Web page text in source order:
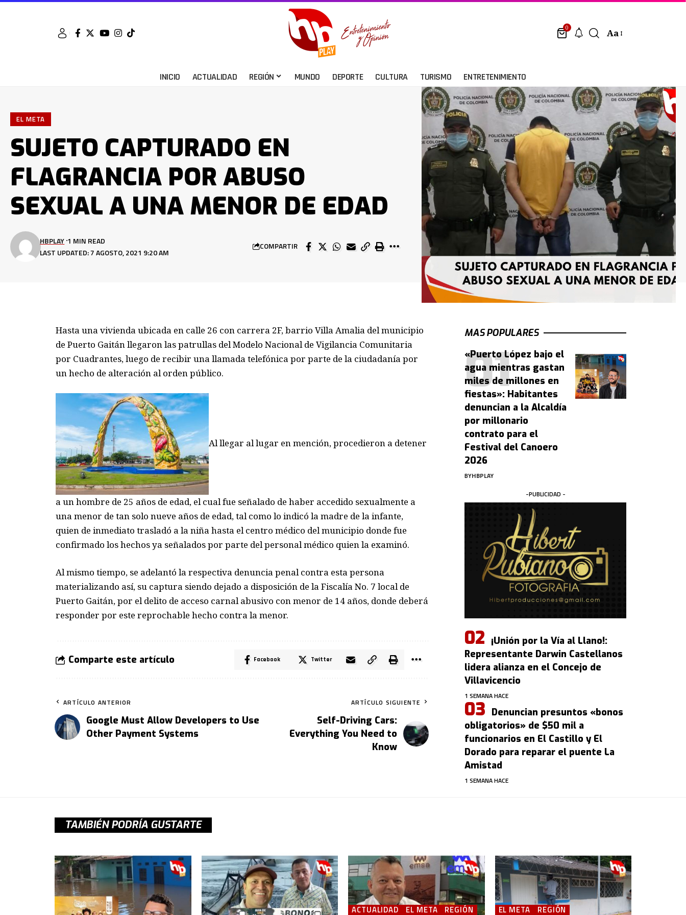
0 Aa
INICIO ACTUALIDAD REGIÓN MUNDO DEPORTE CULTURA TURISMO ENTRETENIMIENTO
EL META
SUJETO CAPTURADO EN
FLAGRANCIA POR ABUSO
SEXUAL A UNA MENOR DE EDAD
LAST UPDATED: 7 AGOSTO, 2021 9:20 AM
HBPLAY 1 MIN READ
COMPARTIR
Hasta una vivienda ubicada en calle 26 con carrera 2F, barrio Villa Amalia del municipio
de Puerto Gaitán llegaron las patrullas del Modelo Nacional de Vigilancia Comunitaria
por Cuadrantes, luego de recibir una llamada telefónica por parte de la ciudadanía por
un hecho de alteración al orden público.
Al llegar al lugar en mención, procedieron a detener
a un hombre de 25 años de edad, el cual fue señalado de haber accedido sexualmente a
una menor de tan solo nueve años de edad, tal como lo indicó la madre de la infante,
quien de inmediato trasladó a la niña hasta el centro médico del municipio donde fue
confirmado los hechos ya señalados por parte del personal médico quien la examinó.
Al mismo tiempo, se adelantó la respectiva denuncia penal contra esta persona
materializando así, su captura siendo dejado a disposición de la Fiscalía No. 7 local de
Puerto Gaitán, por el delito de acceso carnal abusivo con menor de 14 años, donde deberá
responder por este reprochable hecho contra la menor.
Comparte este artículo Facebook Twitter
ARTÍCULO ANTERIOR
Google Must Allow Developers to Use
Other Payment Systems
ARTÍCULO SIGUIENTE
Self-Driving Cars:
Everything You Need to
Know
MAS POPULARES
«Puerto López bajo el
agua mientras gastan
miles de millones en
fiestas»: Habitantes
denuncian a la Alcaldía
por millonario
contrato para el
Festival del Canoero
2026
BYHBPLAY
-PUBLICIDAD -
¡Unión por la Vía al Llano!:
Representante Darwin Castellanos
lidera alianza en el Concejo de
Villavicencio
1 SEMANA HACE
Denuncian presuntos «bonos
obligatorios» de $50 mil a
funcionarios en El Castillo y El
Dorado para reparar el puente La
Amistad
1 SEMANA HACE
TAMBIÉN PODRÍA GUSTARTE
ACTUALIDAD EL META
REGIÓN
EL META
REGIÓN